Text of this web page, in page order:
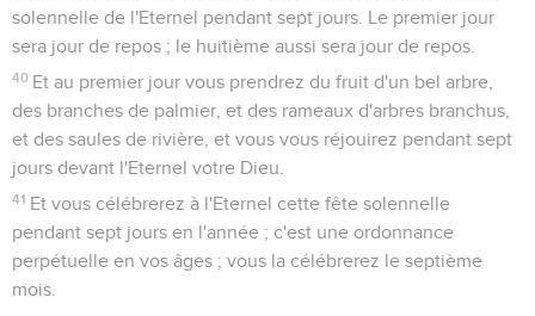
solennelle de l'Eternel pendant sept jours. Le premier jour
sera jour de repos ; le huitième aussi sera jour de repos.
40 Et au premier jour vous prendrez du fruit d'un bel arbre,
des branches de palmier, et des rameaux d'arbres branchus,
et des saules de rivière, et vous vous réjouirez pendant sept
jours devant l'Eternel votre Dieu.
41 Et vous célébrerez à l'Eternel cette fête solennelle
pendant sept jours en l'année ; c'est une ordonnance
perpétuelle en vos âges ; vous la célébrerez le septième
mois.